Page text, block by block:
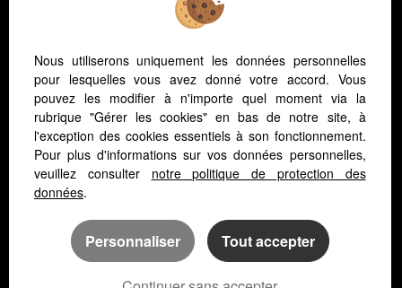
Fait-il bon vivre à Saint-Germain-en-Laye?
L’immobilier au Vésinet
L’immobilier à Saint-Germain-en-Laye
L’immobilier dans les yvelines
Vivre dans les yvelines ou à Paris ?
L'hopital Saint Germain en Laye
L'immobilier au Pecq
Nous utiliserons uniquement les données personnelles
pour lesquelles vous avez donné votre accord. Vous
pouvez les modifier à n'importe quel moment via la
rubrique "Gérer les cookies" en bas de notre site, à
l'exception des cookies essentiels à son fonctionnement.
Pour plus d'informations sur vos données personnelles,
veuillez consulter notre politique de protection des
données.
Personnaliser Tout accepter